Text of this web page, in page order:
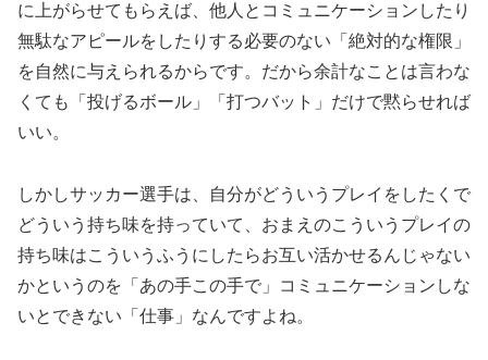
に上がらせてもらえば、他人とコミュニケーションしたり
無駄なアピールをしたりする必要のない「絶対的な権限」
を自然に与えられるからです。だから余計なことは言わな
くても「投げるボール」「打つバット」だけで黙らせれば
いい。
しかしサッカー選手は、自分がどういうプレイをしたくで
どういう持ち味を持っていて、おまえのこういうプレイの
持ち味はこういうふうにしたらお互い活かせるんじゃない
かというのを「あの手この手で」コミュニケーションしな
いとできない「仕事」なんですよね。